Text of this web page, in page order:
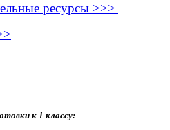
ресурсы >>>
к 1 классу: